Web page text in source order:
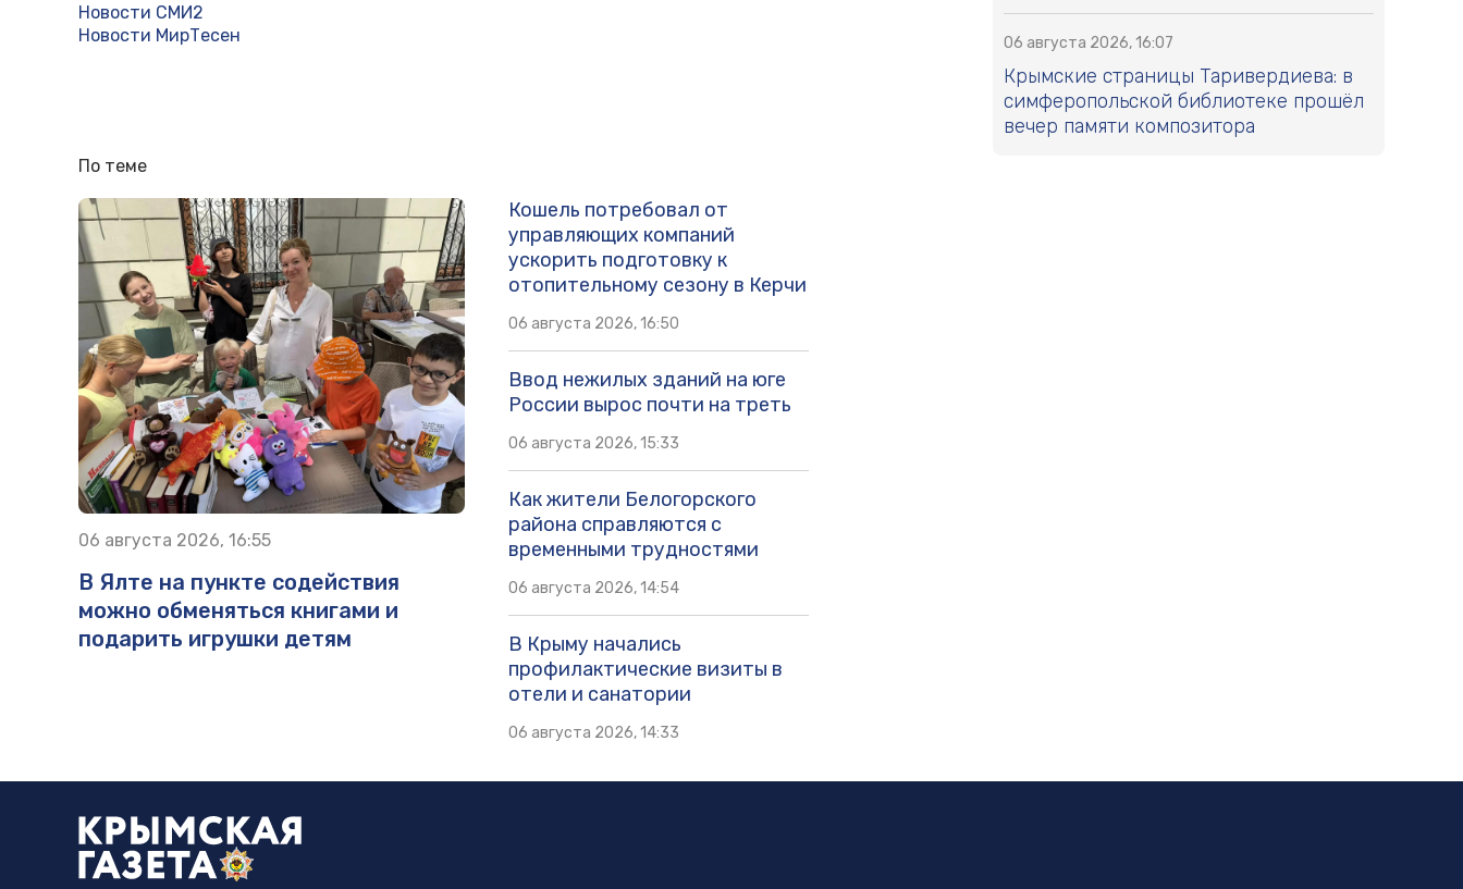
Новости СМИ2
Новости МирТесен
По теме
06 августа 2026, 16:55
В Ялте на пункте содействия
можно обменяться книгами и
подарить игрушки детям
Кошель потребовал от
управляющих компаний
ускорить подготовку к
отопительному сезону в Керчи
06 августа 2026, 16:50
Ввод нежилых зданий на юге
России вырос почти на треть
06 августа 2026, 15:33
Как жители Белогорского
района справляются с
временными трудностями
06 августа 2026, 14:54
В Крыму начались
профилактические визиты в
отели и санатории
06 августа 2026, 14:33
06 августа 2026, 16:07
Крымские страницы Таривердиева: в
симферопольской библиотеке прошёл
вечер памяти композитора